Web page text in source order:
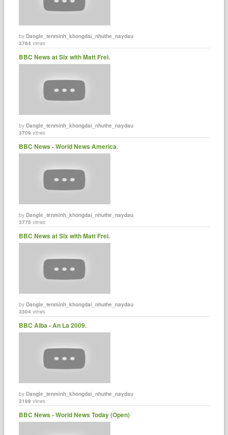
byDangle_tenminh_khongdai_nhuthe_naydau
3764 views
BBC News at Six with Matt Frei.
byDangle_tenminh_khongdai_nhuthe_naydau
3709 views
BBC News - World News America.
byDangle_tenminh_khongdai_nhuthe_naydau
3775 views
BBC News at Six with Matt Frei.
byDangle_tenminh_khongdai_nhuthe_naydau
3304 views
BBC Alba - An La 2009.
byDangle_tenminh_khongdai_nhuthe_naydau
3189 views
BBC News - World News Today (Open)